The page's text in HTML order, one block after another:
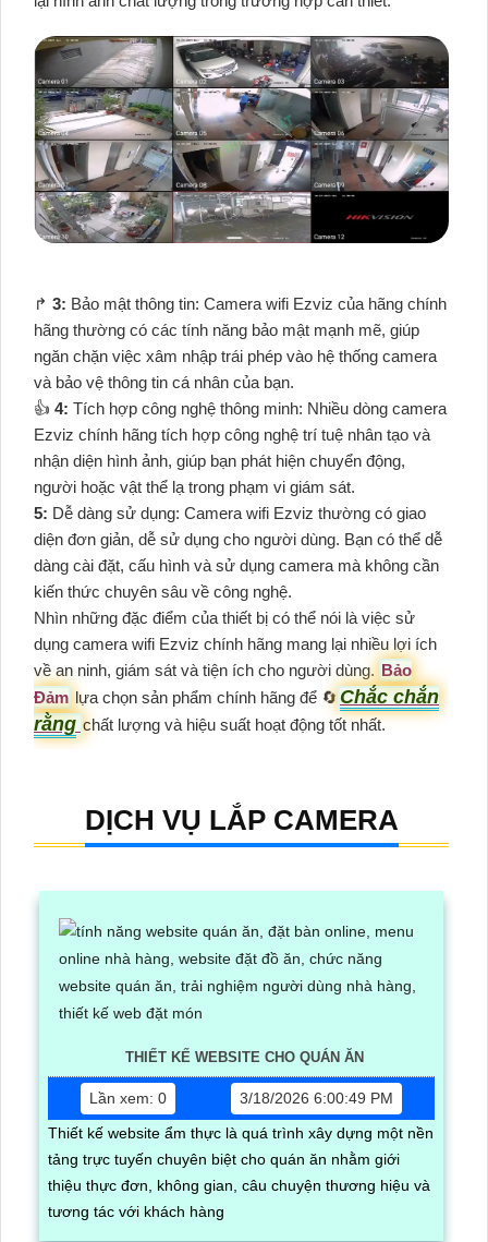
️↱ 3: Bảo mật thông tin: Camera wifi Ezviz của hãng chính
hãng thường có các tính năng bảo mật mạnh mẽ, giúp
ngăn chặn việc xâm nhập trái phép vào hệ thống camera
và bảo vệ thông tin cá nhân của bạn.
👍 4: Tích hợp công nghệ thông minh: Nhiều dòng camera
Ezviz chính hãng tích hợp công nghệ trí tuệ nhân tạo và
nhận diện hình ảnh, giúp bạn phát hiện chuyển động,
người hoặc vật thể lạ trong phạm vi giám sát.
5: Dễ dàng sử dụng: Camera wifi Ezviz thường có giao
diện đơn giản, dễ sử dụng cho người dùng. Bạn có thể dễ
dàng cài đặt, cấu hình và sử dụng camera mà không cần
kiến thức chuyên sâu về công nghệ.
Nhìn những đặc điểm của thiết bị có thể nói là việc sử
dụng camera wifi Ezviz chính hãng mang lại nhiều lợi ích
về an ninh, giám sát và tiện ích cho người dùng. Bảo
Đảm lựa chọn sản phẩm chính hãng để 🔄 Chắc chắn
rằng chất lượng và hiệu suất hoạt động tốt nhất.
DỊCH VỤ LẮP CAMERA
THIẾT KẾ WEBSITE CHO QUÁN ĂN
Lần xem: 0
3/18/2026 6:00:49 PM
Thiết kế website ẩm thực là quá trình xây dựng một nền
tảng trực tuyến chuyên biệt cho quán ăn nhằm giới
thiệu thực đơn, không gian, câu chuyện thương hiệu và
tương tác với khách hàng